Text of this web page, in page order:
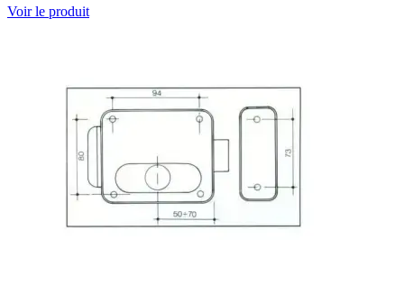
Voir le produit